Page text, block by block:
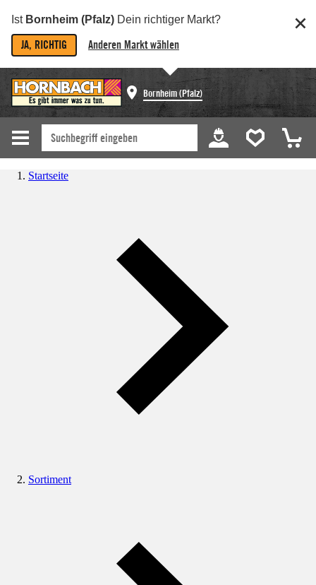
Ist Bornheim (Pfalz) Dein richtiger Markt?
JA, RICHTIG Anderen Markt wählen
Bornheim (Pfalz)
Startseite
Sortiment